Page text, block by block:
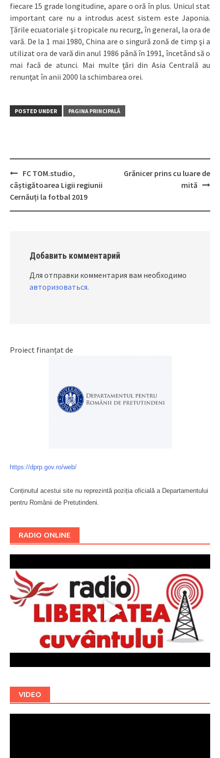
fiecare 15 grade longitudine, apare o oră în plus. Unicul stat
important care nu a introdus acest sistem este Japonia.
Ţările ecuatoriale şi tropicale nu recurg, în general, la ora de
vară. De la 1 mai 1980, China are o singură zonă de timp şi a
utilizat ora de vară din anul 1986 până în 1991, încetând să o
mai facă de atunci. Mai multe ţări din Asia Centrală au
renunţat în anii 2000 la schimbarea orei.
POSTED UNDER PAGINA PRINCIPALĂ
Post
navigation
FC TOM.studio,
câștigătoarea Ligii regiunii
Cernăuți la fotbal 2019
Grănicer prins cu luare de
mită
Добавить комментарий
Для отправки комментария вам необходимо
авторизоваться.
Proiect finanțat de
https://dprp.gov.ro/web/
Conținutul acestui site nu reprezintă poziția oficială a Departamentului
pentru Românii de Pretutindeni.
RADIO ONLINE
VIDEO